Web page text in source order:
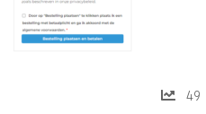
49